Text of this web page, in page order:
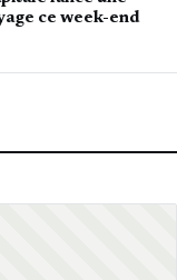
ce week-end